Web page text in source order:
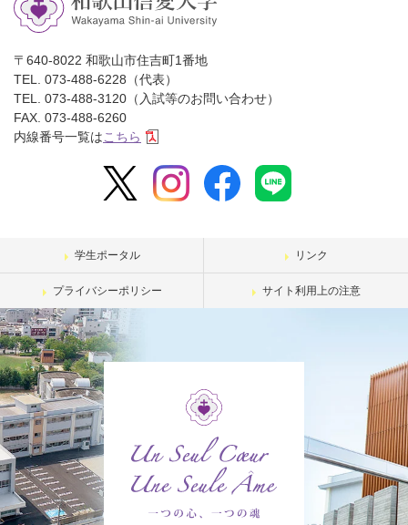
〒640-8022 和歌山市住吉町1番地
TEL. 073-488-6228（代表）
TEL. 073-488-3120（入試等のお問い合わせ）
FAX. 073-488-6260
内線番号一覧はこちら
学生ポータル リンク
プライバシーポリシー サイト利用上の注意